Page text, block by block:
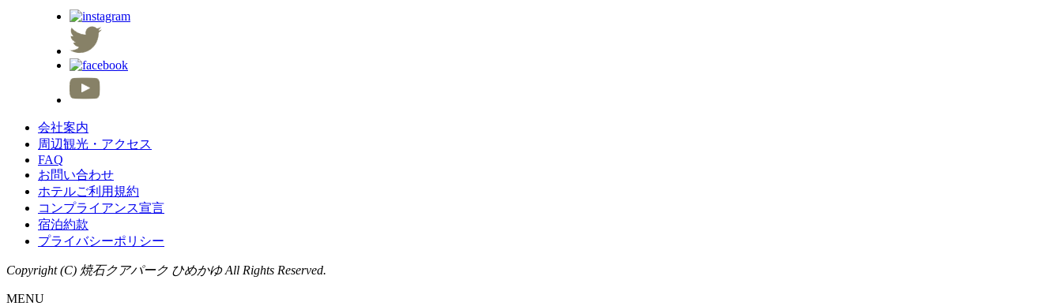
会社案内
周辺観光・アクセス
FAQ
お問い合わせ
ホテルご利用規約
コンプライアンス宣言
宿泊約款
プライバシーポリシー
Copyright (C) 焼石クアパーク ひめかゆ All Rights Reserved.
MENU